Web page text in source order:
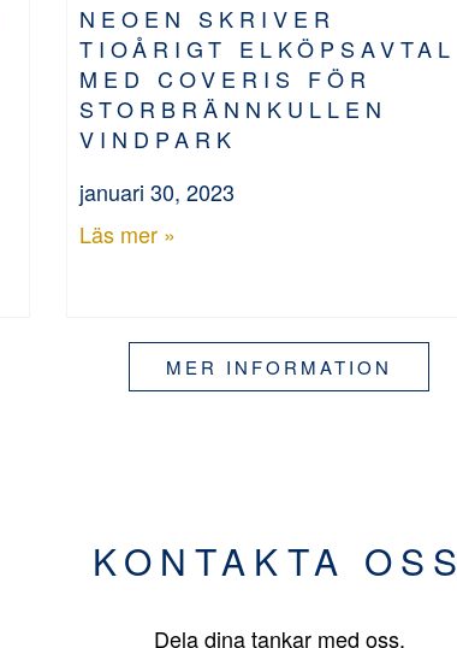
NEOEN SKRIVER
TIOÅRIGT ELKÖPSAVTAL
MED COVERIS FÖR
STORBRÄNNKULLEN
VINDPARK
januari 30, 2023
Läs mer »
MER INFORMATION
KONTAKTA OSS
Dela dina tankar med oss.